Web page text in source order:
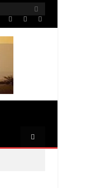
FacebookLinkedInPinterest